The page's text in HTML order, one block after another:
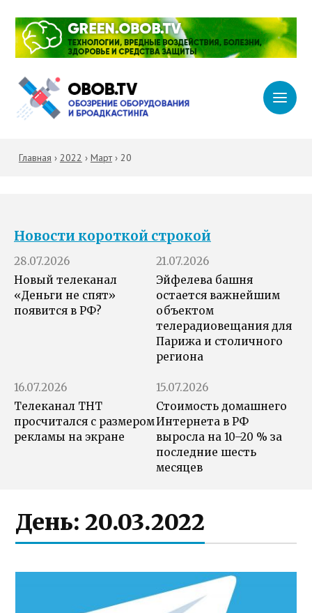
Главная › 2022 › Март› 20
Новости короткой строкой
28.07.2026
Новый телеканал
«Деньги не спят»
появится в РФ?
21.07.2026
Эйфелева башня
остается важнейшим
объектом
телерадиовещания для
Парижа и столичного
региона
16.07.2026
Телеканал ТНТ
просчитался с размером
рекламы на экране
15.07.2026
Стоимость домашнего
Интернета в РФ
выросла на 10–20 % за
последние шесть
месяцев
День:20.03.2022